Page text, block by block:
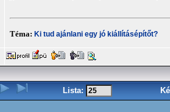
Téma: Ki tud ajánlani egy jó kiállításépítőt?
Lista: